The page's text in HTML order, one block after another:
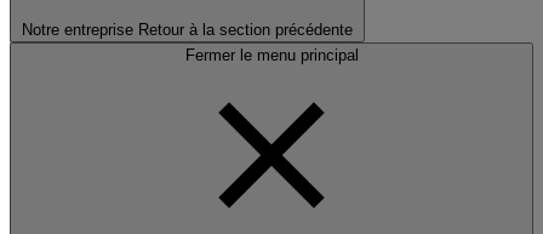
Notre entreprise Retour à la section précédente
Fermer le menu principal